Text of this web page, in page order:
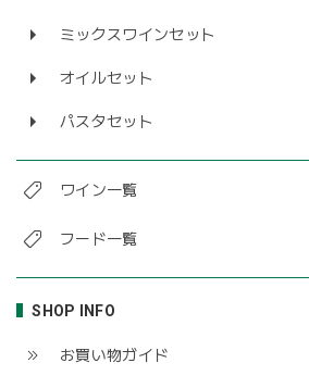
ミックスワインセット
オイルセット
パスタセット
ワイン一覧
フード一覧
SHOP INFO
お買い物ガイド